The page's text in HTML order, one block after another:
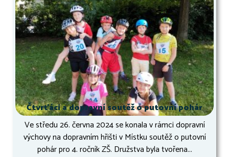
Čtvrťáci a dopravní soutěž o putovní pohár
Ve středu 26. června 2024 se konala v rámci dopravní
výchovy na dopravním hřišti v Místku soutěž o putovní
pohár pro 4. ročník ZŠ. Družstva byla tvořena...